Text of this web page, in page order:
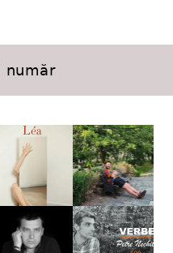
număr